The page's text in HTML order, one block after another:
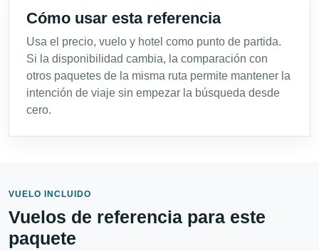
Cómo usar esta referencia
Usa el precio, vuelo y hotel como punto de partida.
Si la disponibilidad cambia, la comparación con
otros paquetes de la misma ruta permite mantener la
intención de viaje sin empezar la búsqueda desde
cero.
VUELO INCLUIDO
Vuelos de referencia para este
paquete